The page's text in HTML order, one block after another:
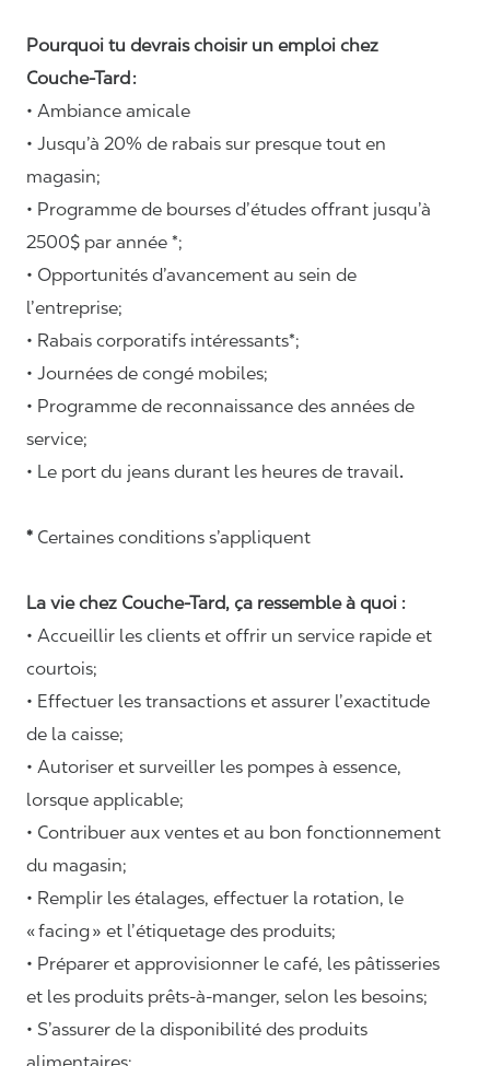
Pourquoi tu devrais choisir un emploi chez
Couche-Tard :
• Ambiance amicale
• Jusqu’à 20% de rabais sur presque tout en
magasin;
• Programme de bourses d’études offrant jusqu’à
2500$ par année *;
• Opportunités d’avancement au sein de
l’entreprise;
• Rabais corporatifs intéressants*;
• Journées de congé mobiles;
• Programme de reconnaissance des années de
service;
• Le port du jeans durant les heures de travail.
* Certaines conditions s’appliquent
La vie chez Couche-Tard, ça ressemble à quoi :
• Accueillir les clients et offrir un service rapide et
courtois;
• Effectuer les transactions et assurer l’exactitude
de la caisse;
• Autoriser et surveiller les pompes à essence,
lorsque applicable;
• Contribuer aux ventes et au bon fonctionnement
du magasin;
• Remplir les étalages, effectuer la rotation, le
«facing» et l’étiquetage des produits;
• Préparer et approvisionner le café, les pâtisseries
et les produits prêts-à-manger, selon les besoins;
• S’assurer de la disponibilité des produits